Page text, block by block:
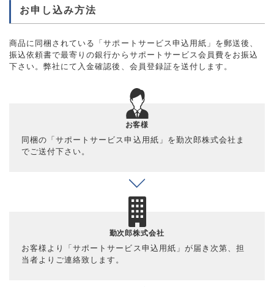
お申し込み方法
商品に同梱されている「サポートサービス申込用紙」を郵送後、
振込依頼書で最寄りの銀行からサポートサービス会員費をお振込
下さい。弊社にて入金確認後、会員登録証を送付します。
お客様
同梱の「サポートサービス申込用紙」を勤次郎株式会社ま
でご送付下さい。
勤次郎株式会社
お客様より「サポートサービス申込用紙」が届き次第、担
当者よりご連絡致します。